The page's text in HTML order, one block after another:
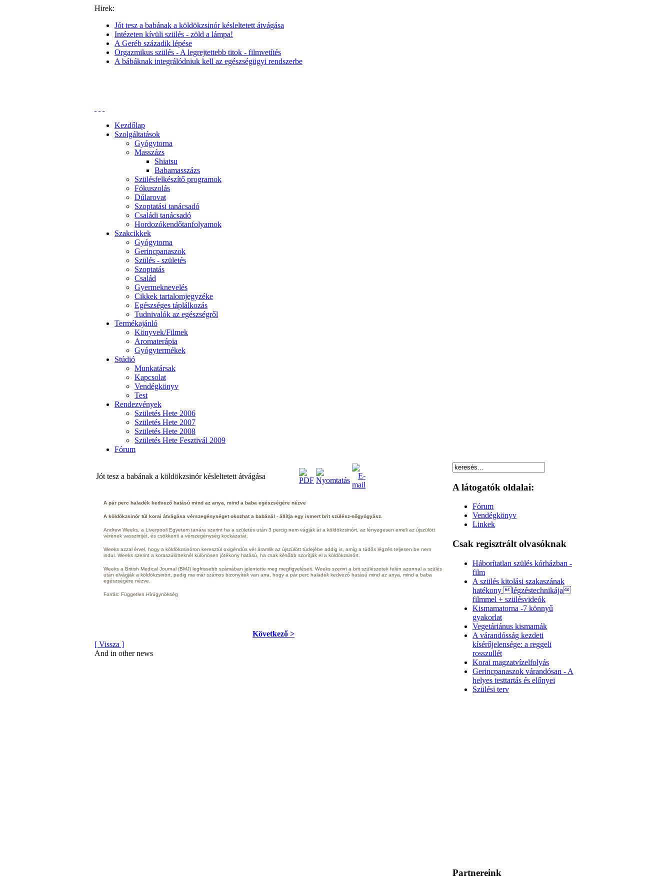
Hirek:
Jót tesz a babának a köldökzsinór késleltetett átvágása
Intézeten kívüli szülés - zöld a lámpa!
A Geréb századik lépése
Orgazmikus szülés - A legrejtettebb titok - filmvetítés
A bábáknak integrálódniuk kell az egészségügyi rendszerbe
Kezdőlap
Szolgáltatások
Gyógytorna
Masszázs
Shiatsu
Babamasszázs
Szülésfelkészítő programok
Fókuszolás
Dúlarovat
Szoptatási tanácsadó
Családi tanácsadó
Hordozókendőtanfolyamok
Szakcikkek
Gyógytorna
Gerincpanaszok
Szülés - születés
Szoptatás
Család
Gyermeknevelés
Cikkek tartalomjegyzéke
Egészséges táplálkozás
Tudnivalók az egészségről
Termékajánló
Könyvek/Filmek
Aromaterápia
Gyógytermékek
Stúdió
Munkatársak
Kapcsolat
Vendégkönyv
Test
Rendezvények
Születés Hete 2006
Születés Hete 2007
Születés Hete 2008
Születés Hete Fesztivál 2009
Fórum
Jót tesz a babának a köldökzsinór késleltetett átvágása
A pár perc haladék kedvező hatású mind az anya, mind a baba egészségére nézve
A köldökzsinór túl korai átvágása vérszegénységet okozhat a babánál - állítja egy ismert brit szülész-nőgyógyász.
Andrew Weeks, a Liverpooli Egyetem tanára szerint ha a születés után 3 percig nem vágják át a köldökzsinórt, az lényegesen emeli az újszülött
vérének vasszintjét, és csökkenti a vérszegénység kockázatát.
Weeks azzal érvel, hogy a köldökzsinóron keresztül oxigéndús vér áramlik az újszülött tüdejébe addig is, amíg a tüdős légzés teljesen be nem
indul. Weeks szerint a koraszülötteknél különösen jótékony hatású, ha csak később szorítják el a köldökzsinórt.
Weeks a British Medical Journal (BMJ) legfrissebb számában jelentette meg megfigyeléseit. Weeks szerint a brit szülészetek felén azonnal a szülés
után elvágják a köldökzsinórt, pedig ma már számos bizonyíték van arra, hogy a pár perc haladék kedvező hatású mind az anya, mind a baba
egészségére nézve.
Forrás: Független Hírügynökség
Következő >
[ Vissza ]
And in other news
A látogatók oldalai:
Fórum
Vendégkönyv
Linkek
Csak regisztrált olvasóknak
Háborítatlan szülés kórházban -
film
A szülés kitolási szakaszának
hatékony légzéstechnikája
filmmel + szülésvideók
Kismamatorna -7 könnyű
gyakorlat
Vegetáriánus kismamák
A várandósság kezdeti
kísérőjelensége: a reggeli
rosszullét
Korai magzatvízelfolyás
Gerincpanaszok várandósan - A
helyes testtartás és előnyei
Szülési terv
Partnereink